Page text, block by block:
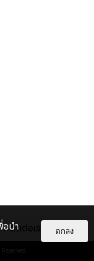
ติดต่อเรา
อนำ
ตกลง